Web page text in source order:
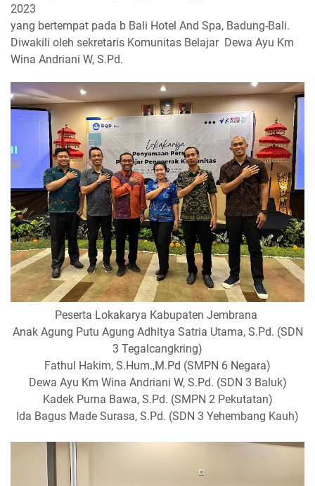
2023
yang bertempat pada b Bali Hotel And Spa, Badung-Bali.
Diwakili oleh sekretaris Komunitas Belajar Dewa Ayu Km
Wina Andriani W, S.Pd.
Peserta Lokakarya Kabupaten Jembrana
Anak Agung Putu Agung Adhitya Satria Utama, S.Pd. (SDN
3 Tegalcangkring)
Fathul Hakim, S.Hum.,M.Pd (SMPN 6 Negara)
Dewa Ayu Km Wina Andriani W, S.Pd. (SDN 3 Baluk)
Kadek Purna Bawa, S.Pd. (SMPN 2 Pekutatan)
Ida Bagus Made Surasa, S.Pd. (SDN 3 Yehembang Kauh)